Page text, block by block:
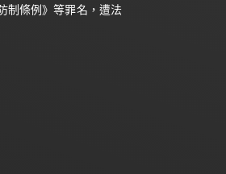
制條例》等罪名，遭法